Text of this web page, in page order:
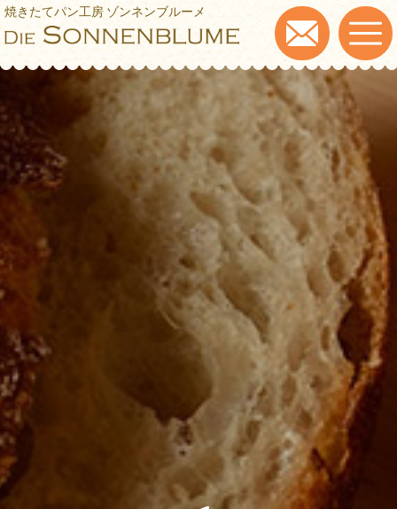
焼きたてパン工房 ゾンネンブルーメ